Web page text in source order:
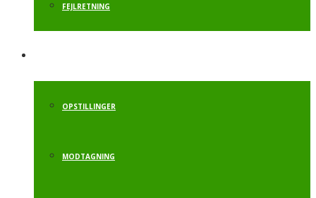
FEJLRETNING
OPSTILLINGER
MODTAGNING